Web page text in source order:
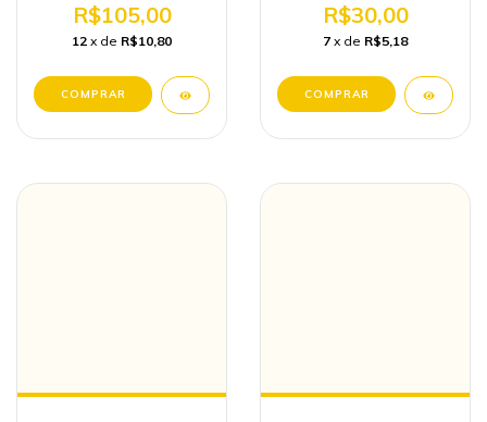
R$105,00
12 x de R$10,80
R$30,00
7 x de R$5,18